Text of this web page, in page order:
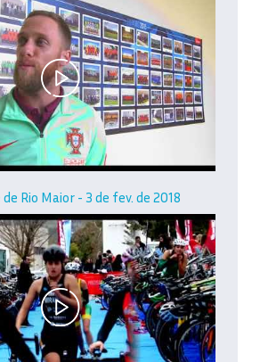
de Rio Maior - 3 de fev. de 2018